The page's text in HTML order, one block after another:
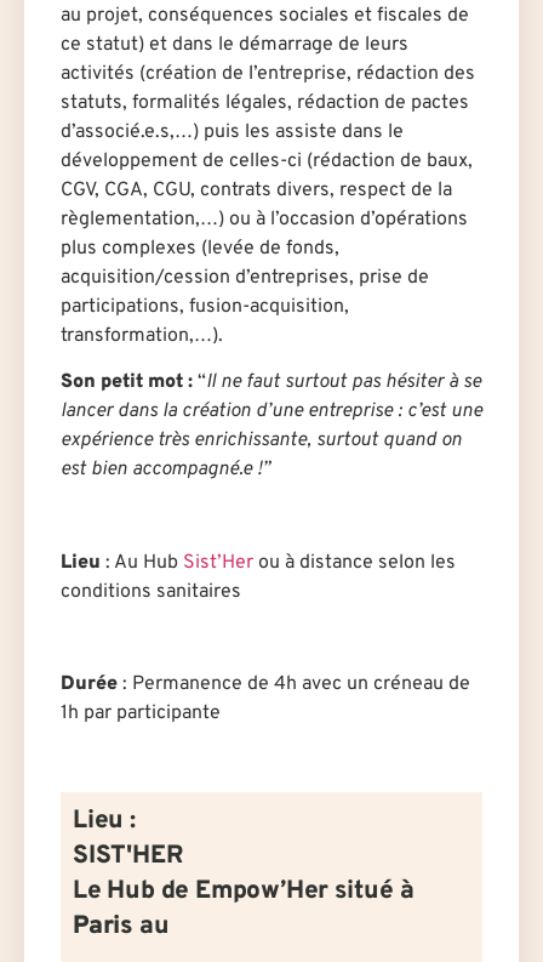
au projet, conséquences sociales et fiscales de
ce statut) et dans le démarrage de leurs
activités (création de l’entreprise, rédaction des
statuts, formalités légales, rédaction de pactes
d’associé.e.s,…) puis les assiste dans le
développement de celles-ci (rédaction de baux,
CGV, CGA, CGU, contrats divers, respect de la
règlementation,…) ou à l’occasion d’opérations
plus complexes (levée de fonds,
acquisition/cession d’entreprises, prise de
participations, fusion-acquisition,
transformation,…).
Son petit mot : “Il ne faut surtout pas hésiter à se
lancer dans la création d’une entreprise : c’est une
expérience très enrichissante, surtout quand on
est bien accompagné.e !”
Lieu : Au Hub Sist’Her ou à distance selon les
conditions sanitaires
Durée : Permanence de 4h avec un créneau de
1h par participante
Lieu :
SIST'HER
Le Hub de Empow’Her situé à
Paris au